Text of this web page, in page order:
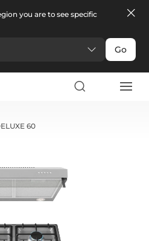
you are to see specific
Go
60